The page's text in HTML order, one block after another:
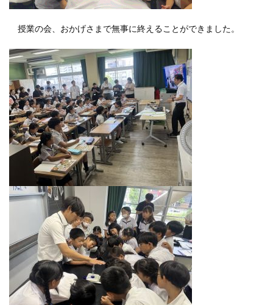
授業の会、おかげさまで無事に終えることができました。